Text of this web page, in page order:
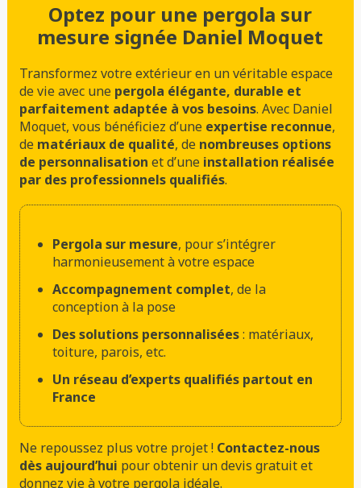
Optez pour une pergola sur
mesure signée Daniel Moquet
Transformez votre extérieur en un véritable espace
de vie avec une pergola élégante, durable et
parfaitement adaptée à vos besoins. Avec Daniel
Moquet, vous bénéficiez d’une expertise reconnue,
de matériaux de qualité, de nombreuses options
de personnalisation et d’une installation réalisée
par des professionnels qualifiés.
Pergola sur mesure, pour s’intégrer
harmonieusement à votre espace
Accompagnement complet, de la
conception à la pose
Des solutions personnalisées: matériaux,
toiture, parois, etc.
Un réseau d’experts qualifiés partout en
France
Ne repoussez plus votre projet ! Contactez-nous
dès aujourd’hui pour obtenir un devis gratuit et
donnez vie à votre pergola idéale.